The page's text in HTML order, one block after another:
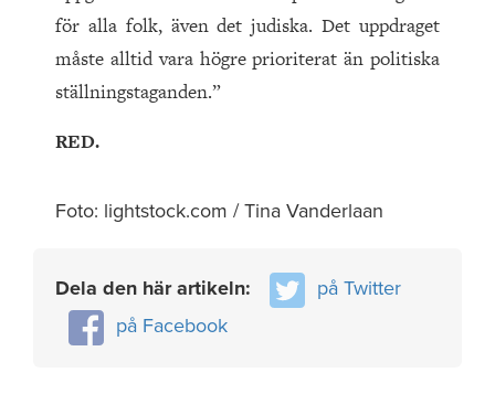
för alla folk, även det judiska. Det uppdraget
måste alltid vara högre prioriterat än politiska
ställningstaganden.”
RED.
Foto: lightstock.com / Tina Vanderlaan
Dela den här artikeln:
på Twitter
på Facebook